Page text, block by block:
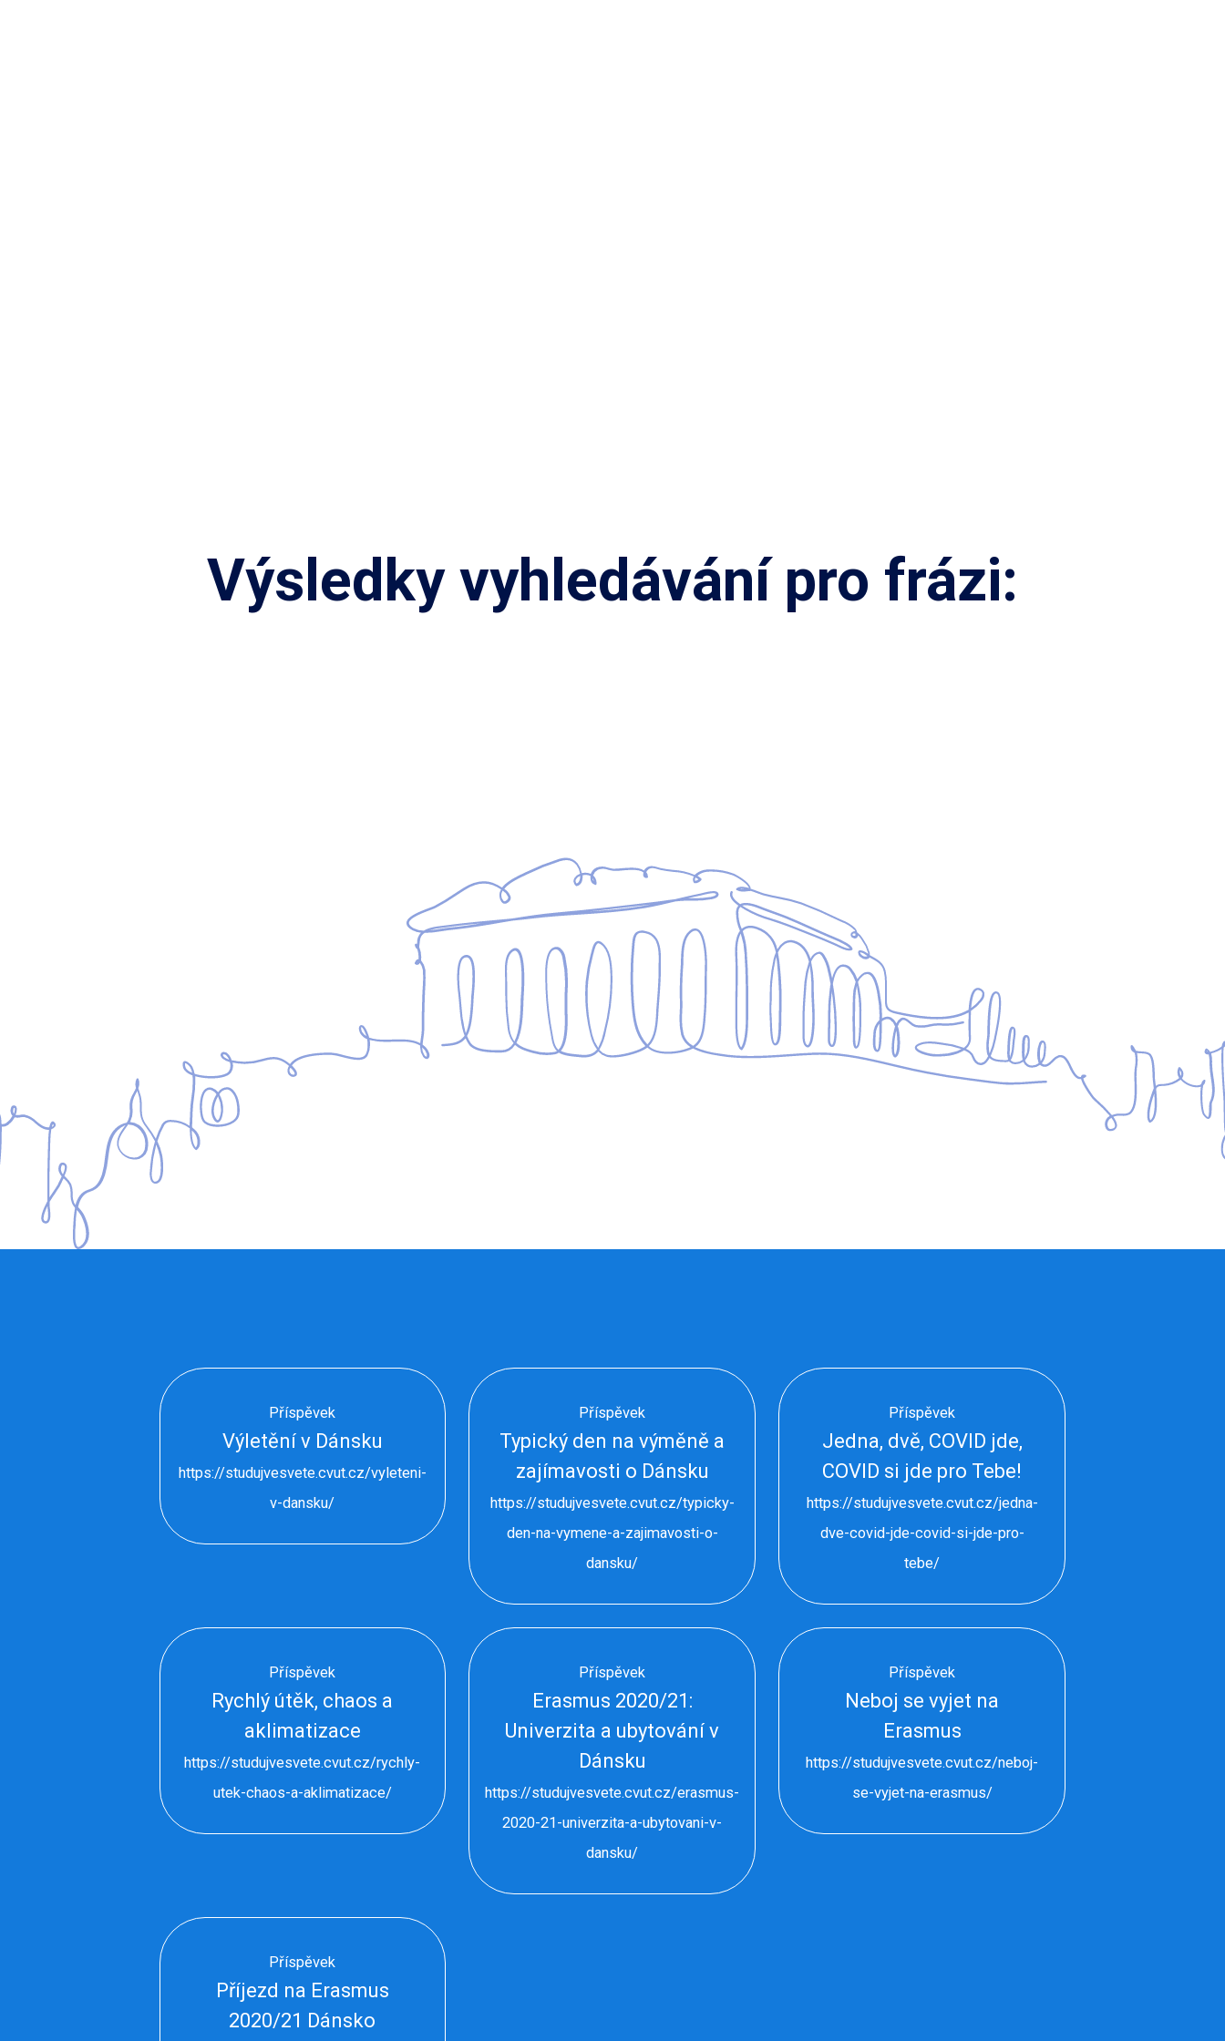
Výsledky vyhledávání pro frázi:
Příspěvek
Výletění v Dánsku
https://studujvesvete.cvut.cz/vyleteni-
v-dansku/
Příspěvek
Typický den na výměně a
zajímavosti o Dánsku
https://studujvesvete.cvut.cz/typicky-
den-na-vymene-a-zajimavosti-o-
dansku/
Příspěvek
Jedna, dvě, COVID jde,
COVID si jde pro Tebe!
https://studujvesvete.cvut.cz/jedna-
dve-covid-jde-covid-si-jde-pro-
tebe/
Příspěvek
Rychlý útěk, chaos a
aklimatizace
https://studujvesvete.cvut.cz/rychly-
utek-chaos-a-aklimatizace/
Příspěvek
Erasmus 2020/21:
Univerzita a ubytování v
Dánsku
https://studujvesvete.cvut.cz/erasmus-
2020-21-univerzita-a-ubytovani-v-
dansku/
Příspěvek
Neboj se vyjet na
Erasmus
https://studujvesvete.cvut.cz/neboj-
se-vyjet-na-erasmus/
Příspěvek
Příjezd na Erasmus
2020/21 Dánsko